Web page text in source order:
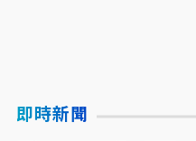
即時新聞